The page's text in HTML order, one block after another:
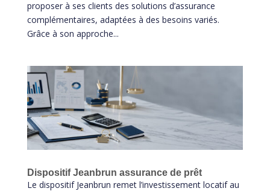
proposer à ses clients des solutions d’assurance
complémentaires, adaptées à des besoins variés.
Grâce à son approche...
Dispositif Jeanbrun assurance de prêt
Le dispositif Jeanbrun remet l’investissement locatif au